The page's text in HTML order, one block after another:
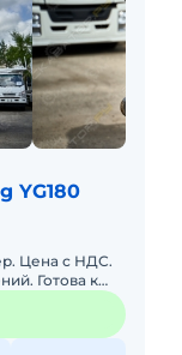
YG180
Цена с НДС.
Готова к
Гарантия